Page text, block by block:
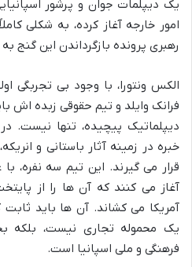
یک دیپلمات جوان و پرشور
امور خارجه آغاز کرده، به شکلی
رهبری پرونده بازگرداندن این گنج
الکس ونتورا، با وجود بی تجربگی
فرانک وایلد و تیم حقوقی زبده اش
دیپلماتیک پیچیده، تنها نیست.
خبره در زمینه آثار باستانی و
قرار می گیرند. این تیم سه نفره،
آغاز می کنند که آن ها را از
آمریکا می کشاند. آن ها باید
یک محموله تجاری نیست، بلکه
فرهنگی و ملی اسپانیا است.